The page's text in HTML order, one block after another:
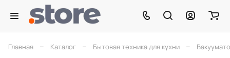
Главная Каталог Бытовая техника для кухни